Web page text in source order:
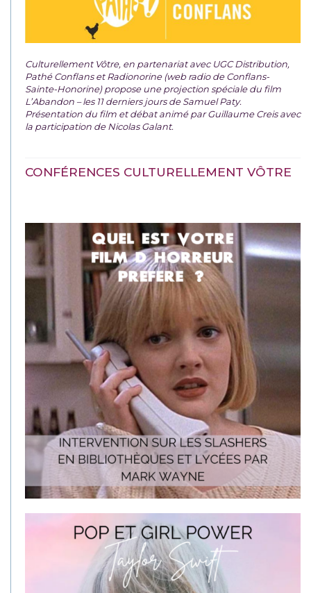
Culturellement Vôtre, en partenariat avec UGC Distribution,
Pathé Conflans et Radionorine (web radio de Conflans-
Sainte-Honorine) propose une projection spéciale du film
L’Abandon – les 11 derniers jours de Samuel Paty.
Présentation du film et débat animé par Guillaume Creis avec
la participation de Nicolas Galant.
CONFÉRENCES CULTURELLEMENT VÔTRE